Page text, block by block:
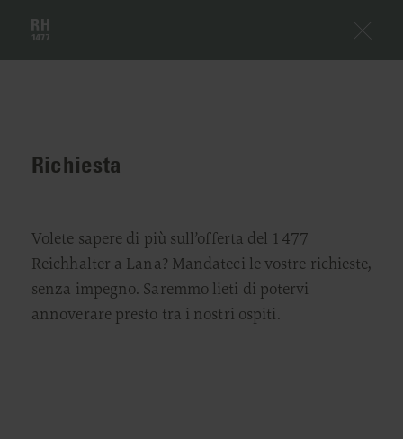
Richiesta
Volete sapere di più sull’offerta del 1477
Reichhalter a Lana? Mandateci le vostre richieste,
senza impegno. Saremmo lieti di potervi
annoverare presto tra i nostri ospiti.